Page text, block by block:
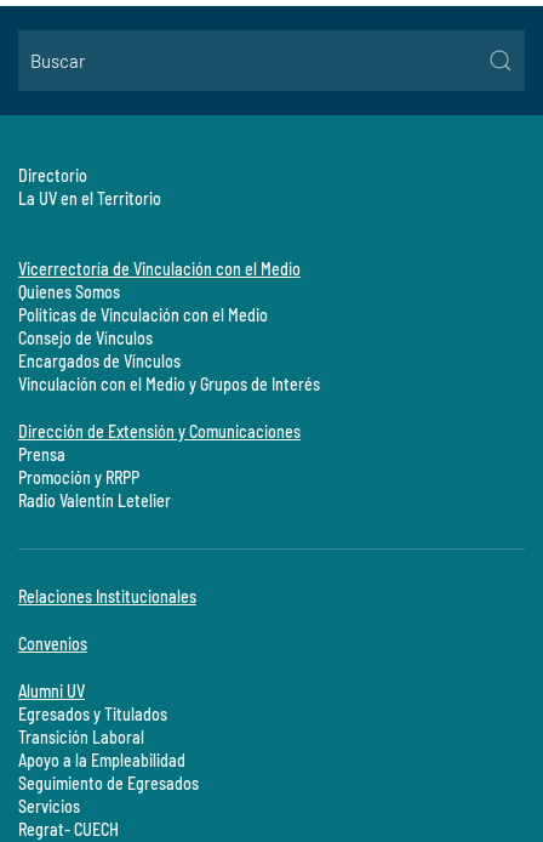
Directorio
La UV en el Territorio
Vicerrectoría de Vinculación con el Medio
Quienes Somos
Políticas de Vinculación con el Medio
Consejo de Vínculos
Encargados de Vínculos
Vinculación con el Medio y Grupos de Interés
Dirección de Extensión y Comunicaciones
Prensa
Promoción y RRPP
Radio Valentín Letelier
Relaciones Institucionales
Convenios
Alumni UV
Egresados y Titulados
Transición Laboral
Apoyo a la Empleabilidad
Seguimiento de Egresados
Servicios
Regrat- CUECH